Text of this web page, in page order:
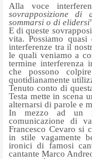
Alla voce
sovrapposizione di
sommarsi o di elidersi
E di queste
vita. Possiamo
interferenze tra il
le quali veniamo a
termine interferenza
che possono
quotidianamente
Tenuto conto di
Testa mette in scena
alternarsi di parole e
In mezzo ad un
comunicazione di
Francesco Cevaro si
in stile vagamente
ironici di famosi
cantante Marco